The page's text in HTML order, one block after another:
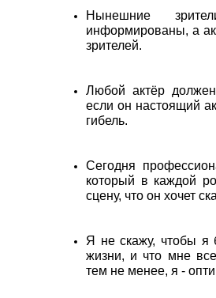
Нынешние
информированы, а
зрителей.
Любой актёр
если он настоящий
гибель.
Сегодня
который в каждой
сцену, что он хочет
Я не скажу, чтобы я
жизни, и что мне
тем не менее, я -